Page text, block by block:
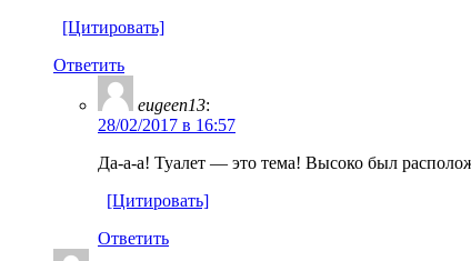
[Цитировать]
Ответить
eugeen13:
28/02/2017 в 16:57
Да-а-а! Туалет — это тема! Высоко был
[Цитировать]
Ответить